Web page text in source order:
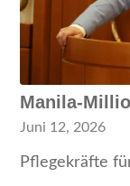
Manila-
Juni 12, 2026
Pflegekräfte